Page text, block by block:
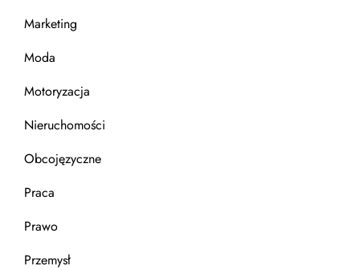
Marketing
Moda
Motoryzacja
Nieruchomości
Obcojęzyczne
Praca
Prawo
Przemysł